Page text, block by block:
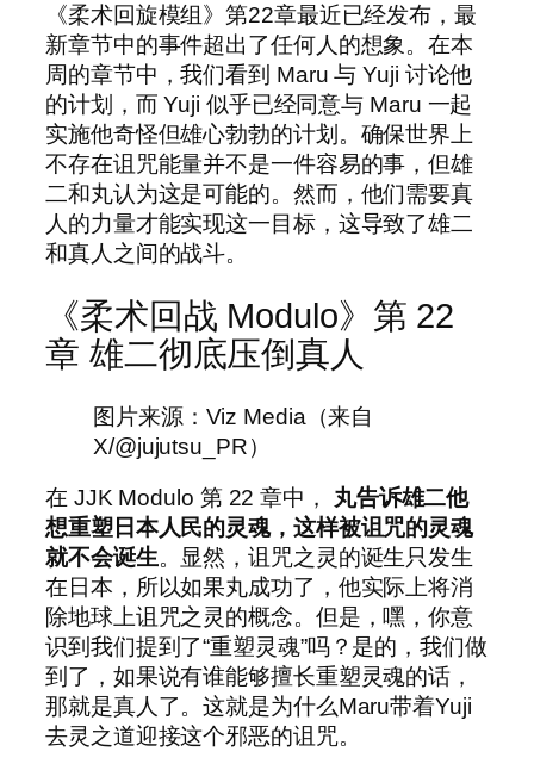
《柔术回旋模组》第22章最近已经发布，最
新章节中的事件超出了任何人的想象。在本
周的章节中，我们看到 Maru 与 Yuji 讨论他
的计划，而 Yuji 似乎已经同意与 Maru 一起
实施他奇怪但雄心勃勃的计划。确保世界上
不存在诅咒能量并不是一件容易的事，但雄
二和丸认为这是可能的。然而，他们需要真
人的力量才能实现这一目标，这导致了雄二
和真人之间的战斗。
《柔术回战 Modulo》第 22
章 雄二彻底压倒真人
图片来源：Viz Media（来自
X/@jujutsu_PR）
在 JJK Modulo 第 22 章中， 丸告诉雄二他
想重塑日本人民的灵魂，这样被诅咒的灵魂
就不会诞生。显然，诅咒之灵的诞生只发生
在日本，所以如果丸成功了，他实际上将消
除地球上诅咒之灵的概念。但是，嘿，你意
识到我们提到了“重塑灵魂”吗？是的，我们做
到了，如果说有谁能够擅长重塑灵魂的话，
那就是真人了。这就是为什么Maru带着Yuji
去灵之道迎接这个邪恶的诅咒。